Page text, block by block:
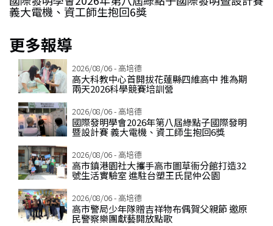
義大電機、資工師生抱回6獎
更多報導
2026/08/06 - 高培德
高大科教中心首開拔花蓮縣四維高中 推為期
兩天2026科學競賽培訓營
2026/08/06 - 高培德
國際發明學會2026年第八屆綠點子國際發明
暨設計賽 義大電機、資工師生抱回6獎
2026/08/06 - 高培德
高市鎮港園社大攜手高市圖草衙分館打造32
號生活實驗室 進駐台塑王氏昆仲公園
2026/08/06 - 高培德
高市警局少年隊贈吉祥物布偶賀父親節 邀原
民警察樂團獻藝開放點歌